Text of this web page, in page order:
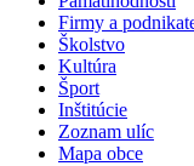
Firmy a
Školstvo
Kultúra
Šport
Inštitúcie
Zoznam ulíc
Mapa obce